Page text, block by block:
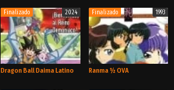
TV TV
Finalizado 2024
Dragon Ball Daima Latino
Finalizado 1993
Ranma ½ OVA